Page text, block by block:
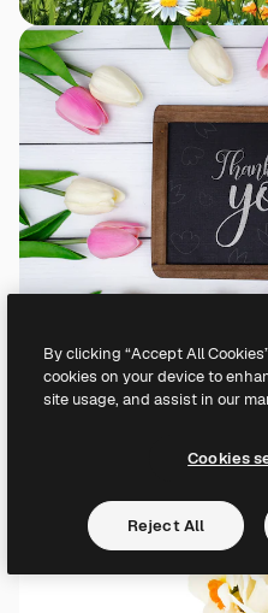
By clicking “Accept All
cookies on your device to
site usage, and assist in our
Cookies
Reject All